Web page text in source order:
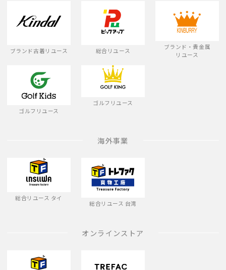
ブランド古着リユース 総合リユース
ブランド・貴金属
リユース
ゴルフリユース
ゴルフリユース
海外事業
総合リユース タイ
総合リユース 台湾
オンラインストア